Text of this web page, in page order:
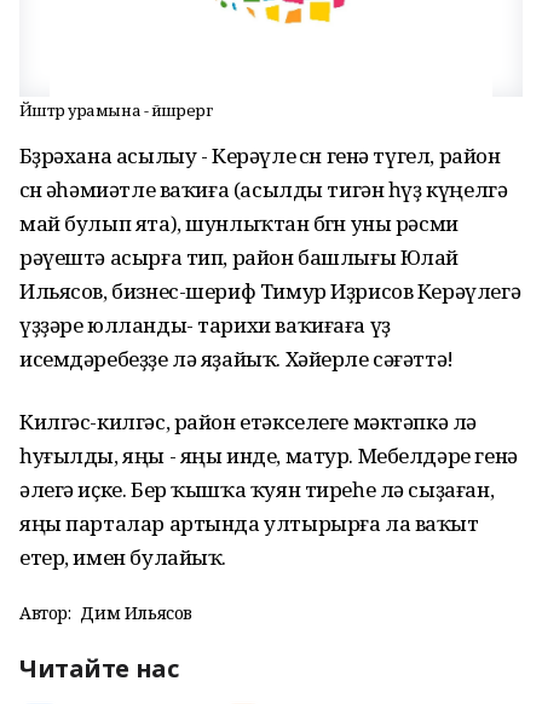
Йәштәр урамына - йәшәрергә
Бөҙрәхана асылыу - Керәүле өсөн генә түгел, район
өсөн әһәмиәтле ваҡиға (асылды тигән һүҙ күңелгә
май булып ята), шунлыҡтан бөгөн уны рәсми
рәүештә асырға тип, район башлығы Юлай
Ильясов, бизнес-шериф Тимур Иҙрисов Керәүлегә
үҙҙәре юлланды- тарихи ваҡиғаға үҙ
исемдәребеҙҙе лә яҙайыҡ. Хәйерле сәғәттә!
Килгәс-килгәс, район етәкселеге мәктәпкә лә
һуғылды, яңы - яңы инде, матур. Мебелдәре генә
әлегә иҫке. Бер ҡышҡа ҡуян тиреһе лә сыҙаған,
яңы парталар артында ултырырға ла ваҡыт
етер, имен булайыҡ.
Автор: Дим Ильясов
Читайте нас